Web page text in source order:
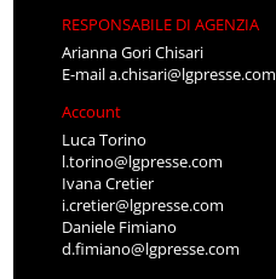
RESPONSABILE DI AGENZIA
Arianna Gori Chisari
E-maila.chisari@lgpresse.com
Account
Luca Torino
l.torino@lgpresse.com
Ivana Cretier
i.cretier@lgpresse.com
Daniele Fimiano
d.fimiano@lgpresse.com